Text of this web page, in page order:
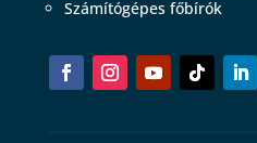
Számítógépes főbírók